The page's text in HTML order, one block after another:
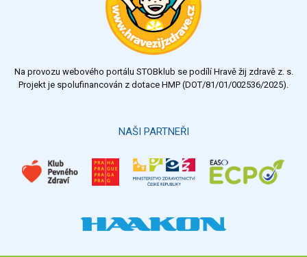
Výsledky Všechny ankety
Na provozu webového portálu STOBklub se podílí Hravě žij zdravě z. s.
Projekt je spolufinancován z dotace HMP (DOT/81/01/002536/2025).
NAŠI PARTNEŘI